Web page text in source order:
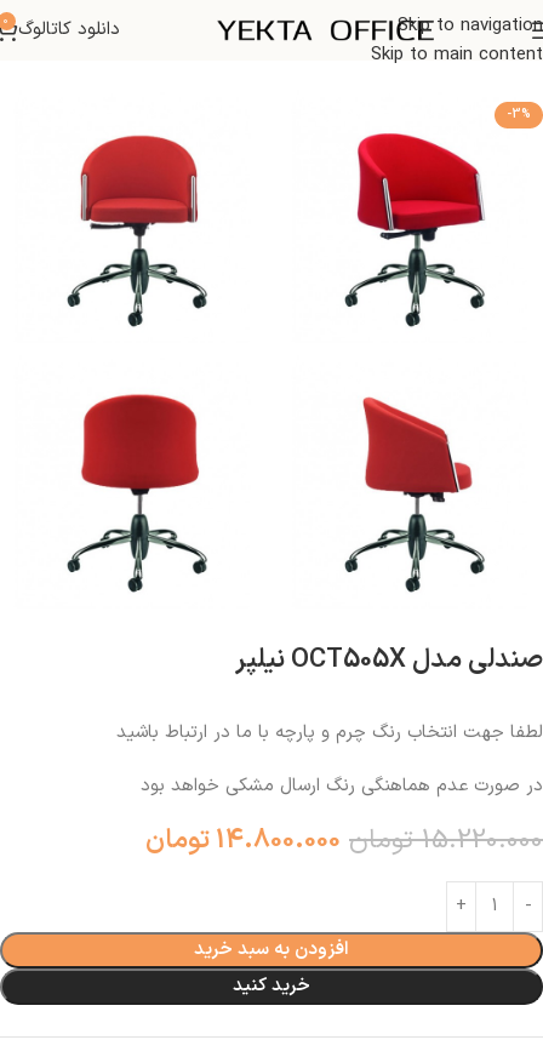
Skip to navigation
Skip to main content
دانلود کاتالوگ 0
خانه صندلی اداری
-3%
صندلی مدل OCT505X نیلپر
لطفا جهت انتخاب رنگ چرم و پارچه با ما در ارتباط باشید
در صورت عدم هماهنگی رنگ ارسال مشکی خواهد بود
15.220.000 تومان 14.800.000تومان
افزودن به سبد خرید
خرید کنید